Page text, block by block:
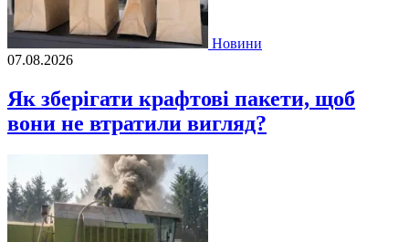
Новини
07.08.2026
Як зберігати крафтові пакети, щоб
вони не втратили вигляд?